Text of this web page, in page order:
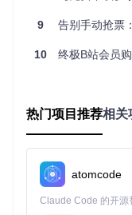
四、快速上手指
方式一：直接下载
方式二：Docker部署
克隆仓库：git
_Trending/
进入项目目录，
按照说明启动容器
克隆仓库： git
9 告别手动抢票：
10 终极B站会员购抢
热门项目推荐相关
atomcode